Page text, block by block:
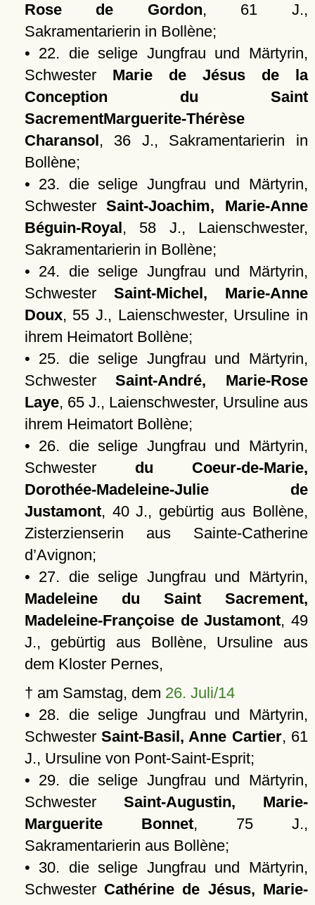
Rose de Gordon, 61 J.,
Sakramentarierin in Bollène;
• 22. die selige Jungfrau und Märtyrin,
Schwester Marie de Jésus de la
Conception du Saint
SacrementMarguerite-Thérèse
Charansol, 36 J., Sakramentarierin in
Bollène;
• 23. die selige Jungfrau und Märtyrin,
SchwesterSaint-Joachim, Marie-Anne
Béguin-Royal, 58 J., Laienschwester,
Sakramentarierin in Bollène;
• 24. die selige Jungfrau und Märtyrin,
Schwester Saint-Michel, Marie-Anne
Doux, 55 J., Laienschwester, Ursuline in
ihrem Heimatort Bollène;
• 25. die selige Jungfrau und Märtyrin,
SchwesterSaint-André, Marie-Rose
Laye, 65 J., Laienschwester, Ursuline aus
ihrem Heimatort Bollène;
• 26. die selige Jungfrau und Märtyrin,
Schwester du Coeur-de-Marie,
Dorothée-Madeleine-Julie de
Justamont, 40 J., gebürtig aus Bollène,
Zisterzienserin aus Sainte-Catherine
d’Avignon;
• 27. die selige Jungfrau und Märtyrin,
Madeleine du Saint Sacrement,
Madeleine-Françoise de Justamont, 49
J., gebürtig aus Bollène, Ursuline aus
dem Kloster Pernes,
† am Samstag, dem 26. Juli/14
• 28. die selige Jungfrau und Märtyrin,
SchwesterSaint-Basil, Anne Cartier, 61
J., Ursuline von Pont-Saint-Esprit;
• 29. die selige Jungfrau und Märtyrin,
Schwester Saint-Augustin, Marie-
Marguerite Bonnet, 75 J.,
Sakramentarierin aus Bollène;
• 30. die selige Jungfrau und Märtyrin,
Schwester Cathérine de Jésus, Marie-